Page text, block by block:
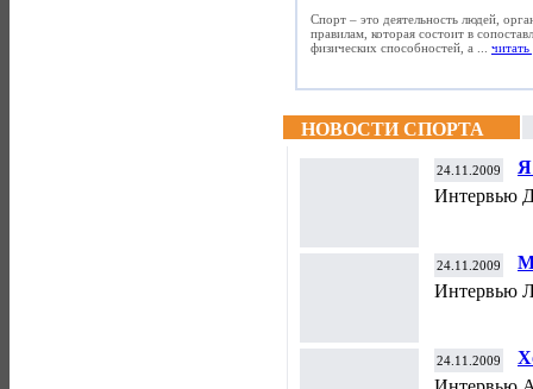
Спорт – это деятельность людей,
правилам, которая состоит в
физических способностей, а ... читать
НОВОСТИ СПОРТА
24.11.2009
Я
Интервью
24.11.2009
Интервью
24.11.2009